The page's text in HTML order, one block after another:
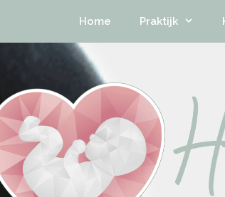
Home Praktijk